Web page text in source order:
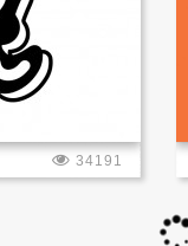
34191